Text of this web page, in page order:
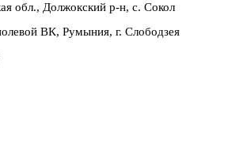
обл., Должокский р-н, с. Сокол
ВК, Румыния, г. Слободзея